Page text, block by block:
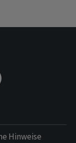
Hinweise